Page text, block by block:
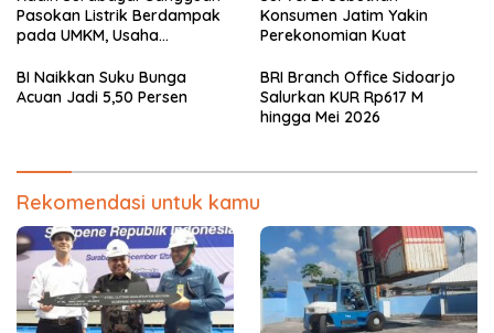
Pasokan Listrik Berdampak
pada UMKM, Usaha
Ekonomi Daerah
Konsumen Jatim Yakin
Perekonomian Kuat
BI Naikkan Suku Bunga
Acuan Jadi 5,50 Persen
BRI Branch Office Sidoarjo
Salurkan KUR Rp617 M
hingga Mei 2026
Rekomendasi untuk kamu